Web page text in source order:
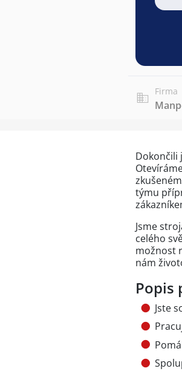
Firma
Dokončili
týmu
Jsme
celého
možnost
nám
Popis
Jste